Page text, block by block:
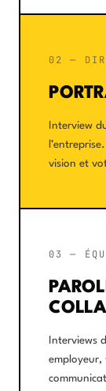
02 —
Interview
vision et
03 —
Interviews
employeur,